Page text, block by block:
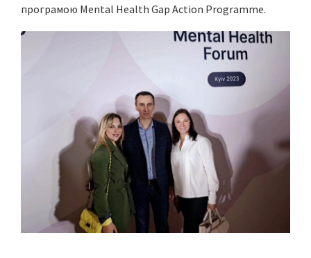
програмою Mental Health Gap Action Programme.